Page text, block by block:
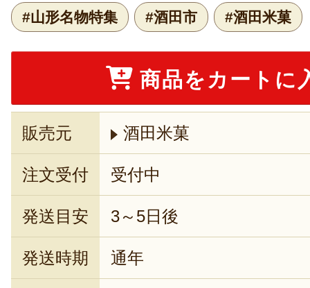
#山形名物特集 #酒田市 #酒田米菓
商品をカートに
販売元 酒田米菓
注文受付 受付中
発送目安 3～5日後
発送時期 通年